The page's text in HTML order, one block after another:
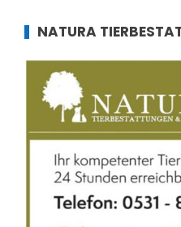
NATURA